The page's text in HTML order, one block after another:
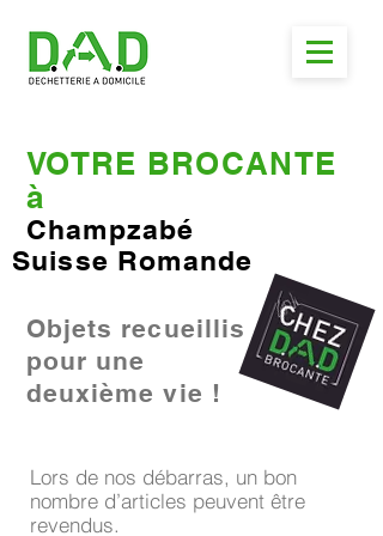
VOTRE BROCANTE
à
Champzabé
Suisse Romande
Objets recueillis
pour une
deuxième vie !
Lors de nos débarras, un bon
nombre d’articles peuvent être
revendus.